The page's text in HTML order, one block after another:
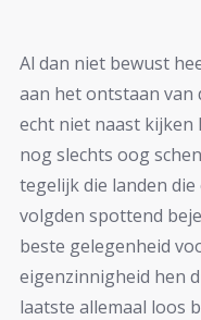
Al dan niet bewust
aan het ontstaan van
echt niet naast kijken
nog slechts oog
tegelijk die landen
volgden spottend
beste gelegenheid
eigenzinnigheid hen
laatste allemaal loos